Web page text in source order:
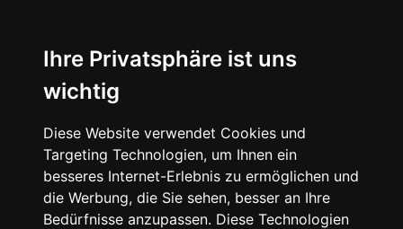
Ihre Privatsphäre ist uns
wichtig
Diese Website verwendet Cookies und
Targeting Technologien, um Ihnen ein
besseres Internet-Erlebnis zu ermöglichen und
die Werbung, die Sie sehen, besser an Ihre
Bedürfnisse anzupassen. Diese Technologien